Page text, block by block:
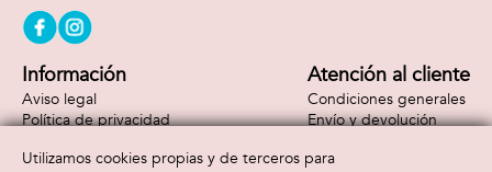
Información
Aviso legal
Política de privacidad
Atención al cliente
Condiciones generales
Envío y devolución
Formas de pago
Utilizamos cookies propias y de terceros para